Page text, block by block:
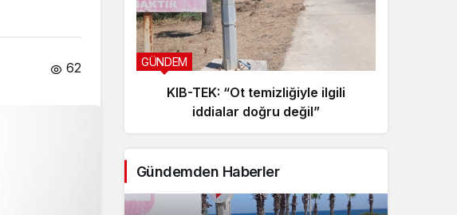
62 GÜNDEM
KIB-TEK: “Ot temizliğiyle ilgili
iddialar doğru değil”
Gündemden Haberler